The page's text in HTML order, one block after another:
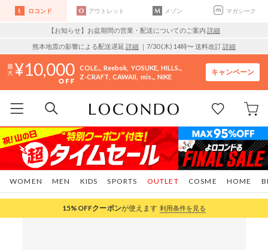
ロコンド アウトレット メゾン マガシーク
【お知らせ】お盆期間の営業・配送についてのご案内 詳細
熊本地震の影響による配送遅延 詳細 ｜7/30 (木) 14時〜 送料改訂詳細
10,000 COLE.. Reebok YOSUKE HILLS..
Z-CRAFT CAWAII mis.. NIKE
キャンペーン
WOMEN MEN KIDS SPORTS COSME HOME
OUTLET
15%OFFクーポンが使えます 利用条件を見る